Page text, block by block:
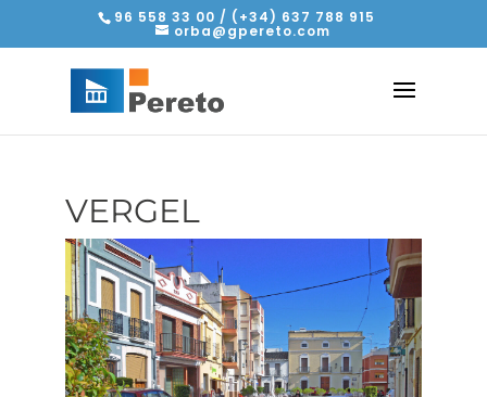
96 558 33 00 / (+34) 637 788 915
orba@gpereto.com
VERGEL